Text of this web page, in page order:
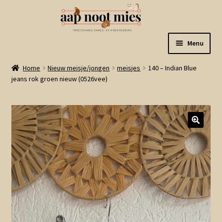
naar
navigatie
de
inhoud
Menu
Welkom
Winkel
Mijn account
Winkelmand
Linkjes
Home Nieuw meisje/jongen meisjes
140 – Indian Blue
jeans rok groen nieuw (0526vee)